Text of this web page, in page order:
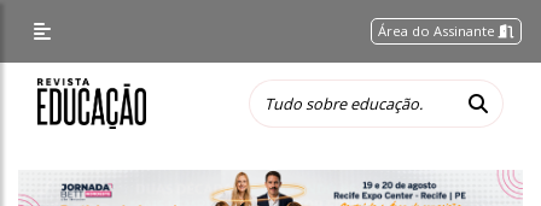
Área do Assinante